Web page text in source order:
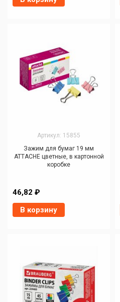
Артикул: 15855
Зажим для бумаг 19 мм
ATTACHE цветные, в картонной
коробке
46,82 ₽
В корзину